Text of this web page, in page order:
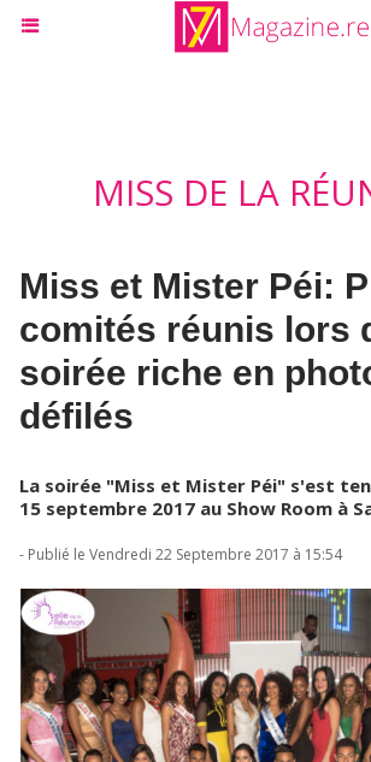
MISS DE LA
Miss et Mister Péi:
comités réunis lors
soirée riche en
défilés
La soirée "Miss et Mister Péi" s'est
15 septembre 2017 au Show Room à
- Publié le Vendredi 22 Septembre 2017 à 15:54